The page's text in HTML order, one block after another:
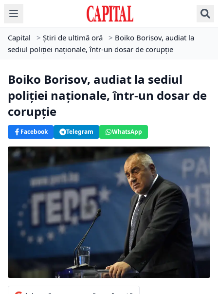
Capital > Știri de ultimă oră > Boiko Borisov, audiat la
sediul poliției naționale, într-un dosar de corupție
Boiko Borisov, audiat la sediul
poliției naționale, într-un dosar de
corupție
Facebook Telegram WhatsApp